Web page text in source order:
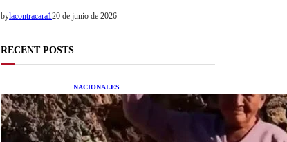
bylacontracara120 de junio de 2026
RECENT POSTS
NACIONALES
Una mujer asegura haber
peleado con un extraterrestre
cuerpo a cuerpo